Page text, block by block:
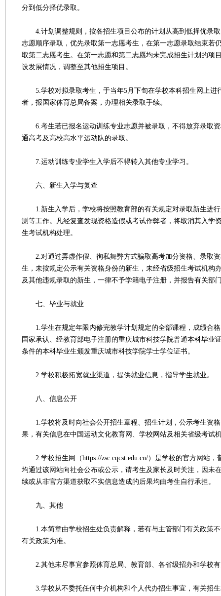
分到低分择优录取。
4.计划调整规则，按各招生项目公布的计划从高到低择优录取
志愿顺序录取，优先录取第一志愿考生，在第一志愿录取结束若
取第二志愿考生。在第一志愿和第二志愿均未完成招生计划的项
设发展情况，调整至其他招生项目。
5.学校对拟录取考生，于当年5月下旬在学校本科招生网上进
者，报国家体育总局备案，办理相关录取手续。
6.考生若已报名运动训练专业志愿并被录取，不得放弃录取资
通高考及高校高水平运动队的录取。
7.运动训练专业学生入学后不得转入其他专业学习。
六、新生入学与复查
1.新生入学后，学校将按照教育部的有关规定对录取新生进行
测等工作。凡经复查发现资格造假或考试作弊者，将取消其入学
生考试机构处理。
2.对通过弄虚作假、徇私舞弊方式骗取高考加分资格、录取资
生，未按规定公示有关资格身份的新生，未经省级招生考试机构
及其他违规录取的新生，一律不予学籍电子注册，并报告有关部
七、毕业与就业
1.学生在规定年限内修完教学计划规定的全部课程，成绩合格
国家承认、经教育部电子注册的重庆城市科技学院普通本科毕业
条件的本科毕业生颁发重庆城市科技学院学士学位证书。
2.学校积极拓宽就业渠道，提供就业信息，指导学生就业。
八、信息公开
1.学校将及时向社会公开招生章程、招生计划，公示考生资格
果，有关信息在中国运动文化教育网、学校网站及相关省级考试
2.学校招生网（https://zsc.cqcst.edu.cn/）是学校的官方网站，
均通过该网站向社会公布或公示，请考生及家长及时关注，因未
续或从非官方渠道获取不实信息造成的后果均由考生自行承担。
九、其他
1.本简章由学校招生处负责解释，若有与主管部门有关政策不
有关政策为准。
2.其他未尽事宜参照体育总局、教育部、各省级招办和学校有
3.学校从不委托任何中介机构和个人代办招生事宜，有关招生